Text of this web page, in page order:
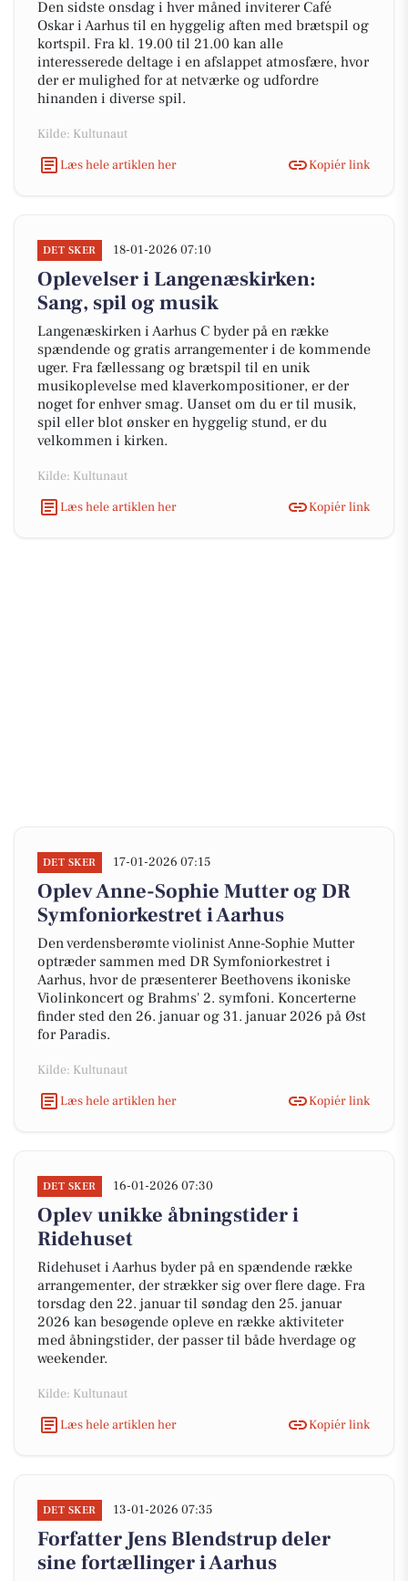
Den sidste onsdag i hver måned inviterer Café
Oskar i Aarhus til en hyggelig aften med brætspil og
kortspil. Fra kl. 19.00 til 21.00 kan alle
interesserede deltage i en afslappet atmosfære, hvor
der er mulighed for at netværke og udfordre
hinanden i diverse spil.
Kilde: Kultunaut
Læs hele artiklen her
Kopiér link
DET SKER 18-01-2026 07:10
Oplevelser i Langenæskirken:
Sang, spil og musik
Langenæskirken i Aarhus C byder på en række
spændende og gratis arrangementer i de kommende
uger. Fra fællessang og brætspil til en unik
musikoplevelse med klaverkompositioner, er der
noget for enhver smag. Uanset om du er til musik,
spil eller blot ønsker en hyggelig stund, er du
velkommen i kirken.
Kilde: Kultunaut
Læs hele artiklen her
Kopiér link
DET SKER 17-01-2026 07:15
Oplev Anne-Sophie Mutter og DR
Symfoniorkestret i Aarhus
Den verdensberømte violinist Anne-Sophie Mutter
optræder sammen med DR Symfoniorkestret i
Aarhus, hvor de præsenterer Beethovens ikoniske
Violinkoncert og Brahms' 2. symfoni. Koncerterne
finder sted den 26. januar og 31. januar 2026 på Øst
for Paradis.
Kilde: Kultunaut
Læs hele artiklen her
Kopiér link
DET SKER 16-01-2026 07:30
Oplev unikke åbningstider i
Ridehuset
Ridehuset i Aarhus byder på en spændende række
arrangementer, der strækker sig over flere dage. Fra
torsdag den 22. januar til søndag den 25. januar
2026 kan besøgende opleve en række aktiviteter
med åbningstider, der passer til både hverdage og
weekender.
Kilde: Kultunaut
Læs hele artiklen her
Kopiér link
DET SKER 13-01-2026 07:35
Forfatter Jens Blendstrup deler
sine fortællinger i Aarhus